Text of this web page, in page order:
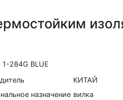
1-284G BLUE
КИТАЙ
назначение вилка